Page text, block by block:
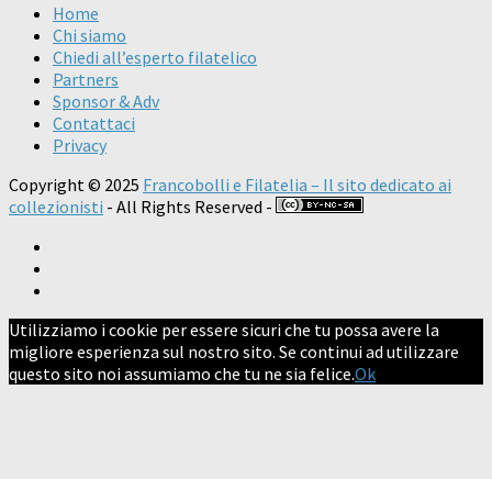
Home
Chi siamo
Chiedi all’esperto filatelico
Partners
Sponsor & Adv
Contattaci
Privacy
Copyright © 2025 Francobolli e Filatelia – Il sito dedicato ai
collezionisti - All Rights Reserved -
Utilizziamo i cookie per essere sicuri che tu possa avere la
migliore esperienza sul nostro sito. Se continui ad utilizzare
questo sito noi assumiamo che tu ne sia felice.Ok